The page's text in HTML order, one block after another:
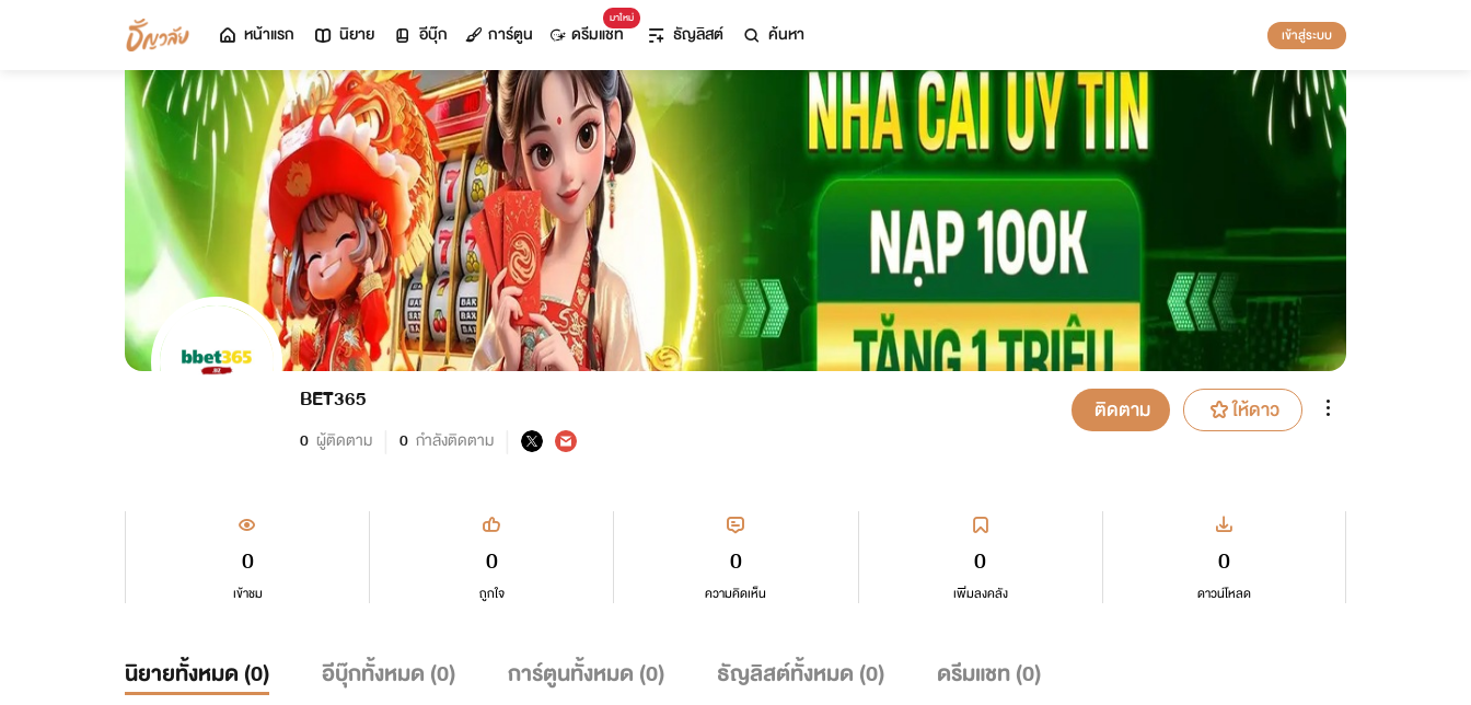
หน้าแรก นิยาย อีบุ๊ก การ์ตูน
มาใหม่
ดรีมแชท ธัญลิสต์ ค้นหา เข้าสู่ระบบ
BET365
0 ผู้ติดตาม 0 กำลังติดตาม
ติดตาม ให้ดาว
0
เข้าชม
0
เพิ่มลงคลัง
0
ถูกใจ
0
ดาวน์โหลด
0
ความคิดเห็น
นิยายทั้งหมด (0) อีบุ๊กทั้งหมด (0) การ์ตูนทั้งหมด (0) ธัญลิสต์ทั้งหมด (0) ดรีมแชท (0)